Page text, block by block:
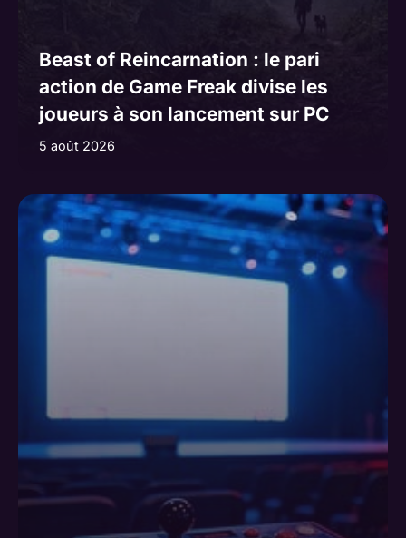
Beast of Reincarnation : le pari
action de Game Freak divise les
joueurs à son lancement sur PC
5 août 2026